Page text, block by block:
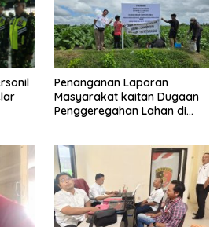
Penanganan Laporan
Masyarakat kaitan Dugaan
Penggeregahan Lahan di